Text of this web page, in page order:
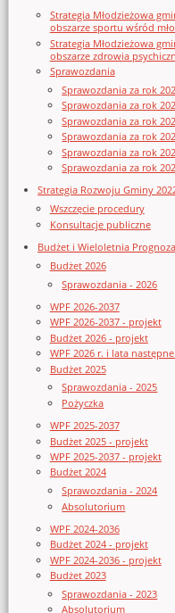
Strategia Młodzieżowa
obszarze sportu wśród
Strategia Młodzieżowa
obszarze zdrowia
Sprawozdania
Sprawozdania za rok
Sprawozdania za rok
Sprawozdania za rok
Sprawozdania za rok
Sprawozdania za rok
Sprawozdania za rok
Strategia Rozwoju Gminy
Wszczęcie procedury
Konsultacje publiczne
Budżet i Wieloletnia
Budżet 2026
Sprawozdania - 2026
WPF 2026-2037
WPF 2026-2037 - projekt
Budżet 2026 - projekt
WPF 2026 r. i lata
Budżet 2025
Sprawozdania - 2025
Pożyczka
WPF 2025-2037
Budżet 2025 - projekt
WPF 2025-2037 - projekt
Budżet 2024
Sprawozdania - 2024
Absolutorium
WPF 2024-2036
Budżet 2024 - projekt
WPF 2024-2036 - projekt
Budżet 2023
Sprawozdania - 2023
Absolutorium